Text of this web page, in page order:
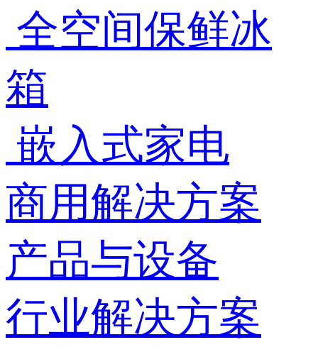
全空间保鲜冰
箱
嵌入式家电
商用解决方案
产品与设备
行业解决方案